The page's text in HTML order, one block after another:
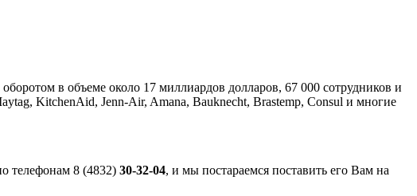
в объеме около 17 миллиардов долларов, 67 000 сотрудников и
KitchenAid, Jenn-Air, Amana, Bauknecht, Brastemp, Consul и многие
телефонам 8 (4832) 30-32-04, и мы постараемся поставить его Вам на